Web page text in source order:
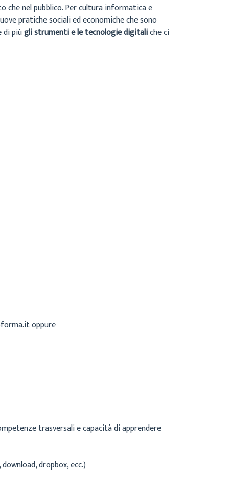
che nel pubblico. Per cultura informatica e
pratiche sociali ed economiche che sono
di piùgli strumenti e le tecnologie digitaliche ci
oppure
trasversali e capacità di apprendere
dropbox, ecc.)